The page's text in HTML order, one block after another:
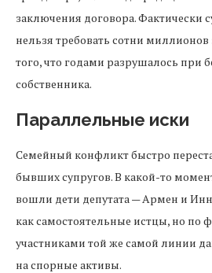
заключения договора. Фактически
нельзя требовать сотни миллионов
того, что годами разрушалось при
собственника.
Параллельные иски
Семейный конфликт быстро
бывших супругов. В какой-то
вошли дети депутата — Армен и
как самостоятельные истцы, но по
участниками той же самой линии
на спорные активы.